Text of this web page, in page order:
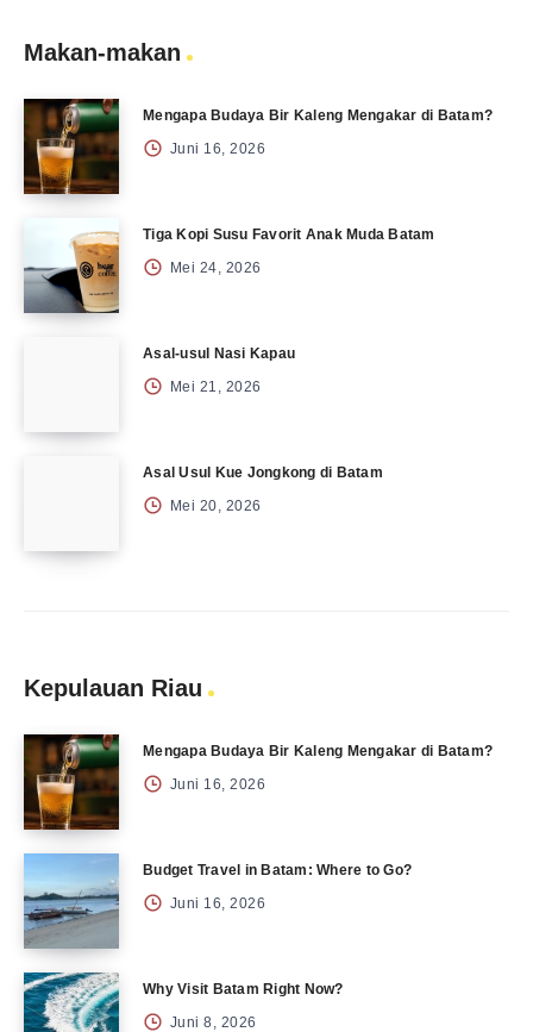
Makan-makan
Mengapa Budaya Bir Kaleng Mengakar di Batam?
Juni 16, 2026
Tiga Kopi Susu Favorit Anak Muda Batam
Mei 24, 2026
Asal-usul Nasi Kapau
Mei 21, 2026
Asal Usul Kue Jongkong di Batam
Mei 20, 2026
Kepulauan Riau
Mengapa Budaya Bir Kaleng Mengakar di Batam?
Juni 16, 2026
Budget Travel in Batam: Where to Go?
Juni 16, 2026
Why Visit Batam Right Now?
Juni 8, 2026